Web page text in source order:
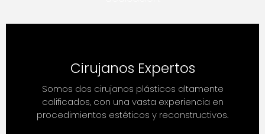
Cirujanos Expertos
Somos dos cirujanos plásticos altamente
calificados, con una vasta experiencia en
procedimientos estéticos y reconstructivos.